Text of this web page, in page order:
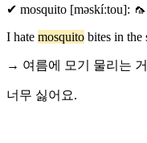
✔ mosquito [məskíːtou]: 🦟
I hate mosquito bites in the
→ 여름에 모기 물리는 거
너무 싫어요.